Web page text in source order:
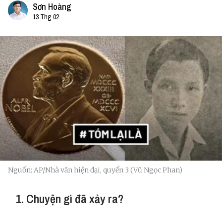
Sơn Hoàng
13 Thg 02
Nguồn: AP/Nhà văn hiện đại, quyển 3 (Vũ Ngọc Phan)
1. Chuyện gì đã xảy ra?